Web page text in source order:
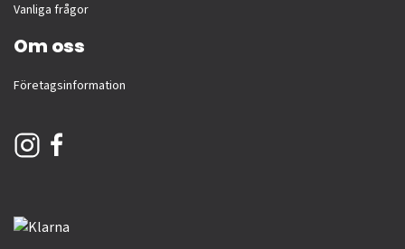
Vanliga frågor
Om oss
Företagsinformation